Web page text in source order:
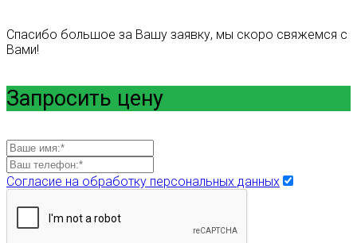
Спасибо большое за Вашу заявку, мы скоро свяжемся с
Вами!
Запросить цену
Согласие на обработку персональных данных